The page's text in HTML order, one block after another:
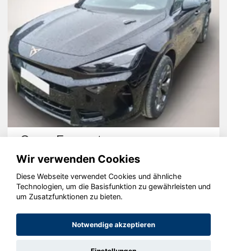
Cupra Formentor
© konjunkturmotor.de GmbH 2020 - 2026
Wir verwenden Cookies
Diese Webseite verwendet Cookies und ähnliche
Technologien, um die Basisfunktion zu gewährleisten und
um Zusatzfunktionen zu bieten.
Notwendige akzeptieren